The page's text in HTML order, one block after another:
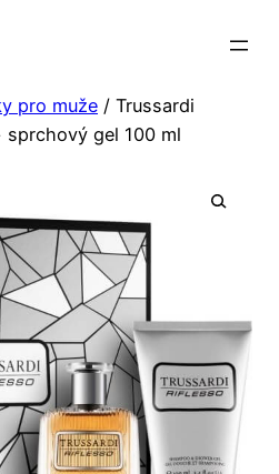
pro muže / Trussardi
sprchový gel 100 ml